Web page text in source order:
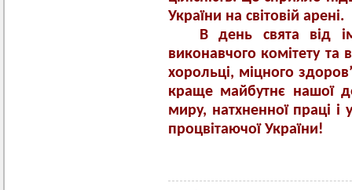
України на світовій арені.
В день свята від
виконавчого комітету
хорольці, міцного
краще майбутнє нашої
миру, натхненної праці і
процвітаючої України!